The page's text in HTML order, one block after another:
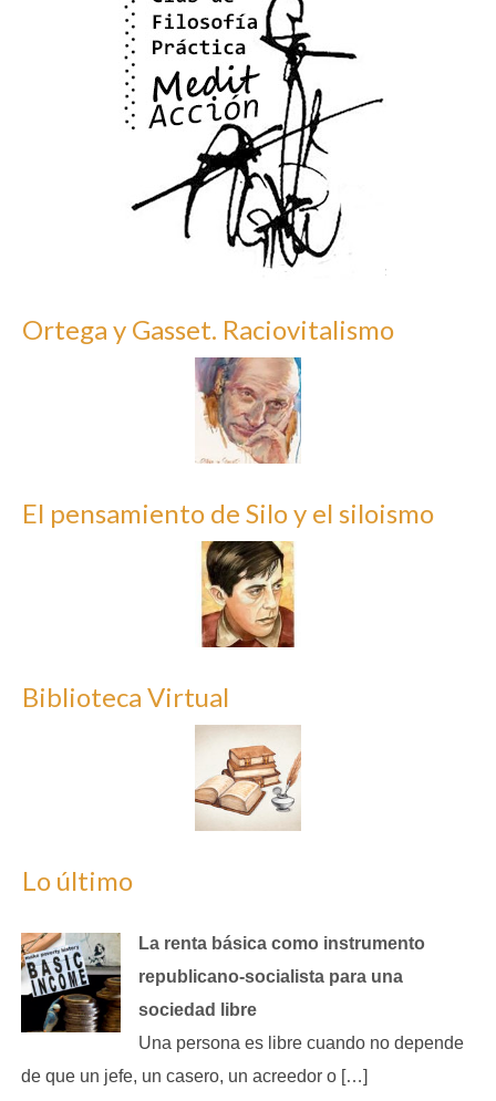
Ortega y Gasset. Raciovitalismo
El pensamiento de Silo y el siloismo
Biblioteca Virtual
Lo último
La renta básica como instrumento
republicano‑socialista para una
sociedad libre
Una persona es libre cuando no depende
de que un jefe, un casero, un acreedor o […]